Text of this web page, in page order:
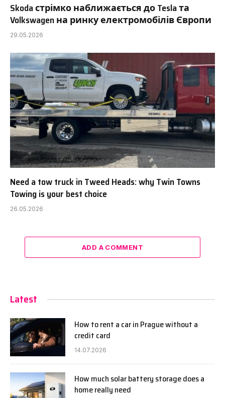
Skoda стрімко наближається до Tesla та
Volkswagen на ринку електромобілів Європи
29.05.2026
Need a tow truck in Tweed Heads: why Twin Towns
Towing is your best choice
26.05.2026
ADD A COMMENT
Latest
How to rent a car in Prague without a
credit card
14.07.2026
How much solar battery storage does a
home really need